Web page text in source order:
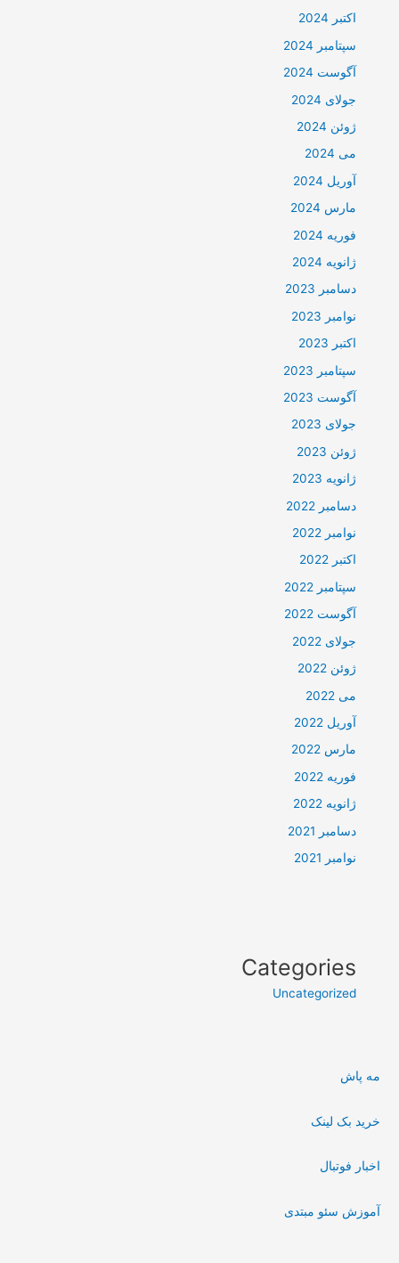
اکتبر 2024
سپتامبر 2024
آگوست 2024
جولای 2024
ژوئن 2024
می 2024
آوریل 2024
مارس 2024
فوریه 2024
ژانویه 2024
دسامبر 2023
نوامبر 2023
اکتبر 2023
سپتامبر 2023
آگوست 2023
جولای 2023
ژوئن 2023
ژانویه 2023
دسامبر 2022
نوامبر 2022
اکتبر 2022
سپتامبر 2022
آگوست 2022
جولای 2022
ژوئن 2022
می 2022
آوریل 2022
مارس 2022
فوریه 2022
ژانویه 2022
دسامبر 2021
نوامبر 2021
Categories
Uncategorized
مه پاش
خرید بک لینک
اخبار فوتبال
آموزش سئو مبتدی